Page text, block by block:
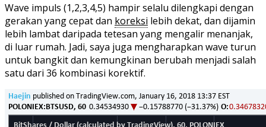
Wave impuls (1,2,3,4,5) hampir selalu dilengkapi dengan
gerakan yang cepat dan koreksi lebih dekat, dan dijamin
lebih lambat daripada tetesan yang mengalir menanjak,
di luar rumah. Jadi, saya juga mengharapkan wave turun
untuk bangkit dan kemungkinan berubah menjadi salah
satu dari 36 kombinasi korektif.